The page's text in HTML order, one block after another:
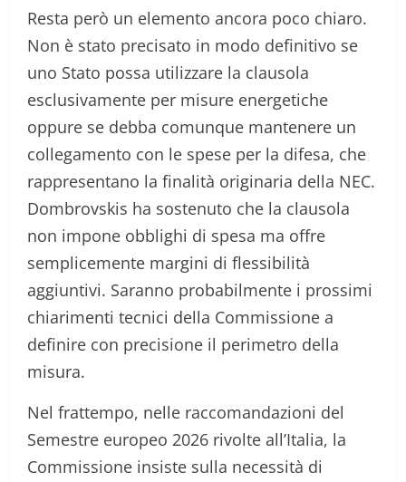
Resta però un elemento ancora poco chiaro.
Non è stato precisato in modo definitivo se
uno Stato possa utilizzare la clausola
esclusivamente per misure energetiche
oppure se debba comunque mantenere un
collegamento con le spese per la difesa, che
rappresentano la finalità originaria della NEC.
Dombrovskis ha sostenuto che la clausola
non impone obblighi di spesa ma offre
semplicemente margini di flessibilità
aggiuntivi. Saranno probabilmente i prossimi
chiarimenti tecnici della Commissione a
definire con precisione il perimetro della
misura.
Nel frattempo, nelle raccomandazioni del
Semestre europeo 2026 rivolte all’Italia, la
Commissione insiste sulla necessità di